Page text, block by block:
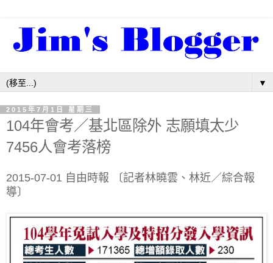
▼
2015年7月1日 星期三
104年會考／基北區除外 志願填太少
7456人會考落榜
2015-07-01 自由時報 〔記者林曉雲、林近／綜合報
導〕